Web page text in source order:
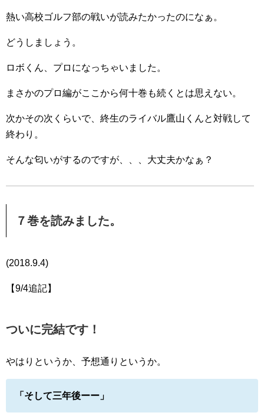
熱い高校ゴルフ部の戦いが読みたかったのになぁ。
どうしましょう。
ロボくん、プロになっちゃいました。
まさかのプロ編がここから何十巻も続くとは思えない。
次かその次くらいで、終生のライバル鷹山くんと対戦して
終わり。
そんな匂いがするのですが、、、大丈夫かなぁ？
７巻を読みました。
(2018.9.4)
【9/4追記】
ついに完結です！
やはりというか、予想通りというか。
「そして三年後ーー」